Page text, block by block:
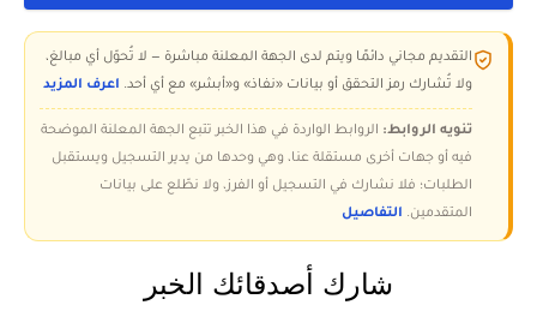
التقديم مجاني دائمًا ويتم لدى الجهة المعلنة مباشرة — لا تُحوّل أي مبالغ،
ولا تُشارك رمز التحقق أو بيانات «نفاذ» و«أبشر» مع أي أحد. اعرف المزيد
تنويه الروابط: الروابط الواردة في هذا الخبر تتبع الجهة المعلنة الموضحة
فيه أو جهات أخرى مستقلة عنا، وهي وحدها من يدير التسجيل ويستقبل
الطلبات؛ فلا نشارك في التسجيل أو الفرز، ولا نطّلع على بيانات
المتقدمين. التفاصيل
شارك أصدقائك الخبر